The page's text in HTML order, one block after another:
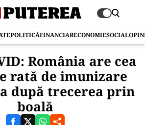
POLITICĂFINANCIARECONOMIESOCIAL
România are cea
rată de imunizare
după trecerea prin
boală